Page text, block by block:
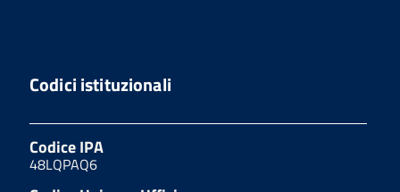
Codici istituzionali
Codice IPA
48LQPAQ6